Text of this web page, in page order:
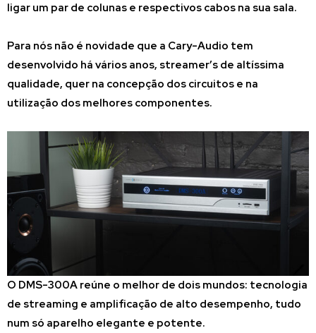
ligar um par de colunas e respectivos cabos na sua sala.
Para nós não é novidade que a Cary-Audio tem
desenvolvido há vários anos, streamer’s de altíssima
qualidade, quer na concepção dos circuitos e na
utilização dos melhores componentes.
O DMS-300A reúne o melhor de dois mundos: tecnologia
de streaming e amplificação de alto desempenho, tudo
num só aparelho elegante e potente.